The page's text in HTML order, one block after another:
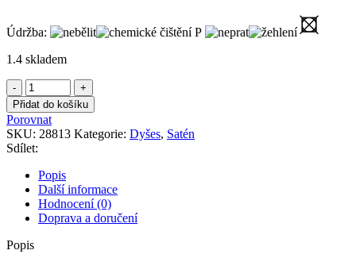
Údržba:
1.4 skladem
Dyšes
bílý
s
třpytem
množství
Přidat do košíku
Porovnat
SKU: 28813 Kategorie: Dyšes, Satén
Sdílet:
Popis
Další informace
Hodnocení (0)
Doprava a doručení
Popis